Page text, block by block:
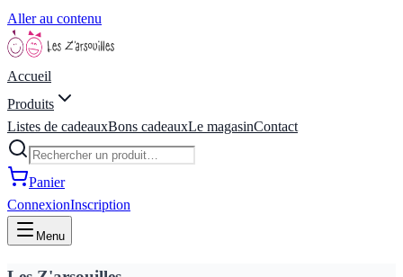
Aller au contenu
Accueil
Produits
Listes de cadeauxBons cadeauxLe magasinContact
Panier
ConnexionInscription
Menu